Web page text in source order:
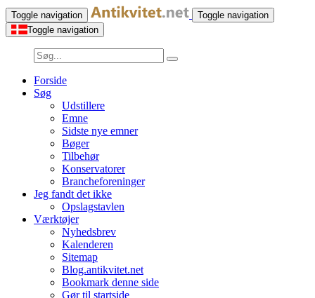
Toggle navigation
Toggle navigation
Toggle navigation
Forside
Søg
Udstillere
Emne
Sidste nye emner
Bøger
Tilbehør
Konservatorer
Brancheforeninger
Jeg fandt det ikke
Opslagstavlen
Værktøjer
Nyhedsbrev
Kalenderen
Sitemap
Blog.antikvitet.net
Bookmark denne side
Gør til startside